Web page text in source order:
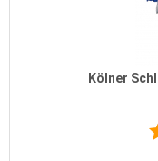
Kölner